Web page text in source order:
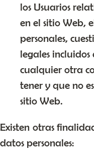
los Usuarios
en el sitio Web,
personales,
legales
cualquier otra
tener y que no
sitio Web.
Existen otras
datos personales: